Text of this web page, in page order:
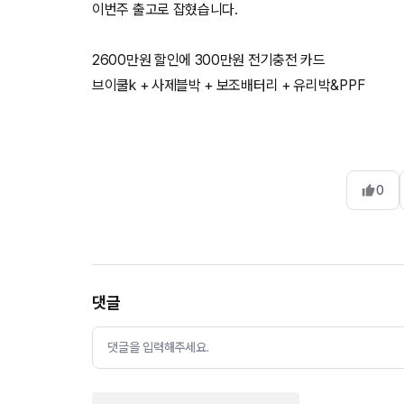
이번주 출고로 잡혔습니다.
2600만원 할인에 300만원 전기충전 카드
브이쿨k + 사제블박 + 보조배터리 + 유리박&PPF
0
댓글
댓글을 입력해주세요.